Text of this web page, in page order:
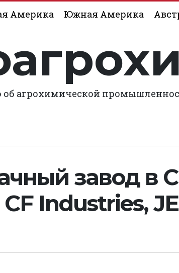
Америка Южная Америка
об агрохимической
завод в
Industries,